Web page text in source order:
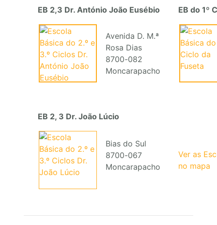
EB 2,3 Dr. António João Eusébio EB do 1º
Avenida D. M.ª
Rosa Dias
8700-082
Moncarapacho
EB 2, 3 Dr. João Lúcio
Bias do Sul
8700-067
Moncarapacho
Ver as
no mapa